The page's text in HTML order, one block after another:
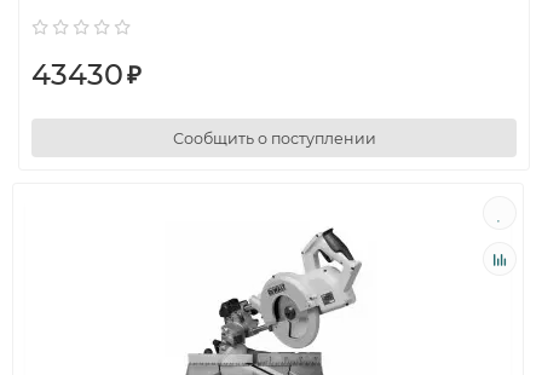
43430₽
Сообщить о поступлении